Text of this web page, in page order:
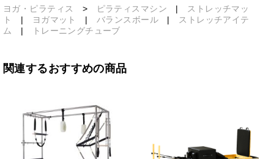
ヨガ・ピラティス > ピラティスマシン |
ストレッチマッ
ト
| ヨガマット | バランスボール |
ストレッチアイテ
ム
| トレーニングチューブ
関連するおすすめの商品